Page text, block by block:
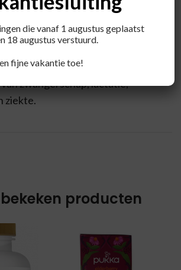
kinderen houden.
bij kamertemperatuur bewaren,
op het etiket.
alvorens supplementen te
zwangerschap, lactatie,
ziekte.
producten
die vanaf 1 augustus geplaatst
18 augustus verstuurd.
fijne vakantie toe!